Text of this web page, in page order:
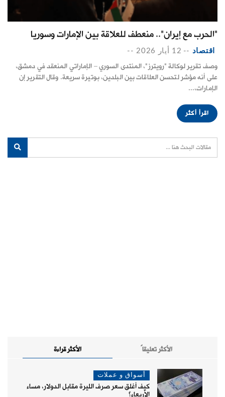
"الحرب مع إيران".. منعطف للعلاقة بين الإمارات وسوريا
اقتصاد -- 12 أيار 2026 --
وصف تقرير لوكالة "رويترز"، المنتدى السوري – الإماراتي المنعقد في دمشق،
على أنه مؤشر لتحسن العلاقات بين البلدين، بوتيرة سريعة. وقال التقرير إن
الإمارات،...
اقرأ أكثر
الأكثر قراءة الأكثر تعليقاً
أسواق و عملات
كيف أغلق سعر صرف الليرة مقابل الدولار، مساء